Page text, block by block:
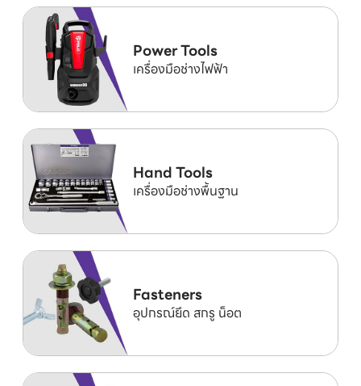
Power Tools
เครื่องมือช่างไฟฟ้า
Hand Tools
เครื่องมือช่างพื้นฐาน
Fasteners
อุปกรณ์ยึด สกรู น็อต